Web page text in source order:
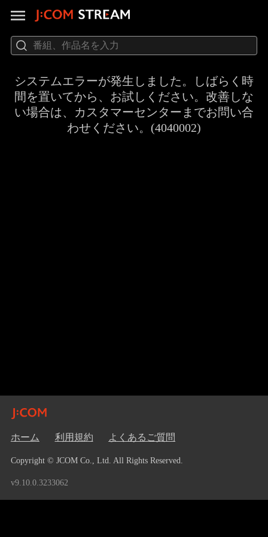
システムエラーが発生しました。しばらく時
間を置いてから、お試しください。改善しな
い場合は、カスタマーセンターまでお問い合
わせください。(4040002)
ホーム 利用規約 よくあるご質問
Copyright © JCOM Co., Ltd. All Rights Reserved.
v9.10.0.3233062